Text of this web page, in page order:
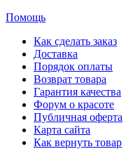
Помощь
Как сделать заказ
Доставка
Порядок оплаты
Возврат товара
Гарантия качества
Форум о красоте
Публичная оферта
Карта сайта
Как вернуть товар